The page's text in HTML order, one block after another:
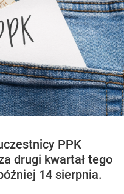
PPK
drugi kwartał tego
14 sierpnia.